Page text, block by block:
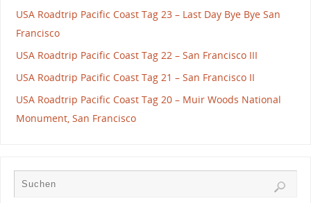
USA Roadtrip Pacific Coast Tag 23 – Last Day Bye Bye San
Francisco
USA Roadtrip Pacific Coast Tag 22 – San Francisco III
USA Roadtrip Pacific Coast Tag 21 – San Francisco II
USA Roadtrip Pacific Coast Tag 20 – Muir Woods National
Monument, San Francisco